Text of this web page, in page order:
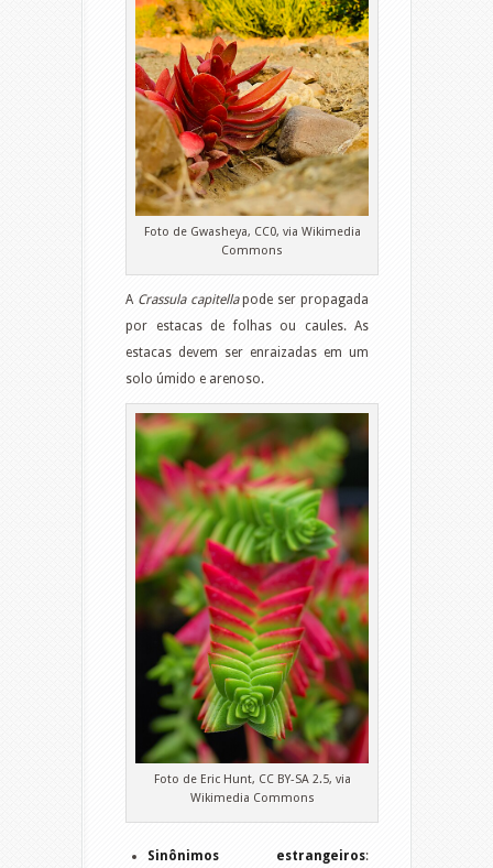
Foto de Gwasheya, CC0, via Wikimedia
Commons
A Crassula capitellapode ser propagada
por estacas de folhas ou caules. As
estacas devem ser enraizadas em um
solo úmido e arenoso.
Foto de Eric Hunt, CC BY-SA 2.5, via
Wikimedia Commons
Sinônimos estrangeiros: